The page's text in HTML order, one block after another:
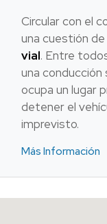
Circular con el
una cuestión
vial. Entre
una
ocupa un lugar
detener el
imprevisto.
Más Información